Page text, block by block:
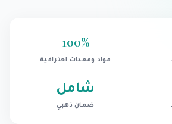
100%
مواد ومعدات احترافية
شامل
ضمان ذهبي